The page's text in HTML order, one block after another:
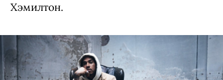
Хэмилтон.